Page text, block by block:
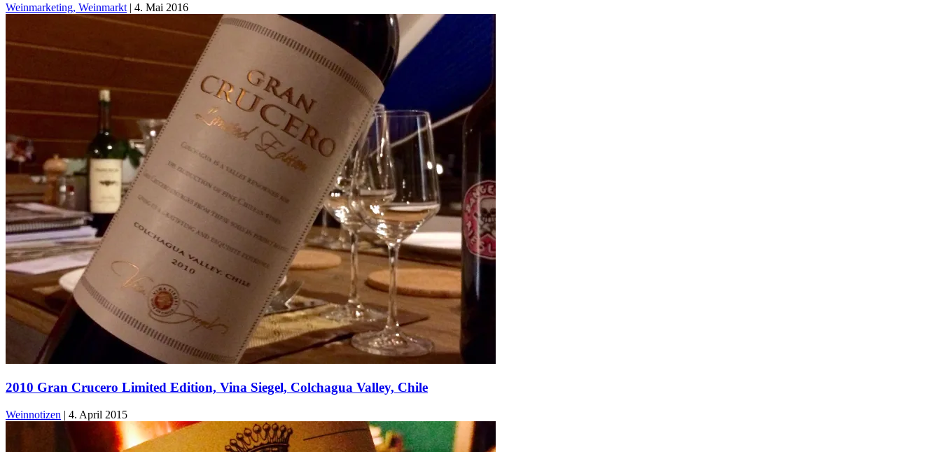
Weinmarketing, Weinmarkt | 4. Mai 2016
2010 Gran Crucero Limited Edition, Vina Siegel, Colchagua Valley, Chile
Weinnotizen | 4. April 2015